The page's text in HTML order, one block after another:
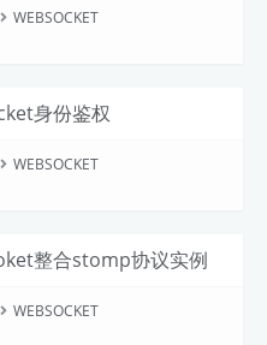
WEBSOCKET
身份鉴权
WEBSOCKET
整合stomp协议实例
WEBSOCKET